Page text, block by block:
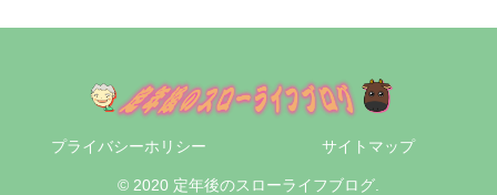
プライバシーホリシー サイトマップ
© 2020 定年後のスローライフブログ.